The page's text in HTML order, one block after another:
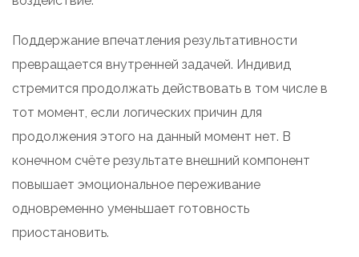
Поддержание впечатления результативности
превращается внутренней задачей. Индивид
стремится продолжать действовать в том числе в
тот момент, если логических причин для
продолжения этого на данный момент нет. В
конечном счёте результате внешний компонент
повышает эмоциональное переживание
одновременно уменьшает готовность
приостановить.